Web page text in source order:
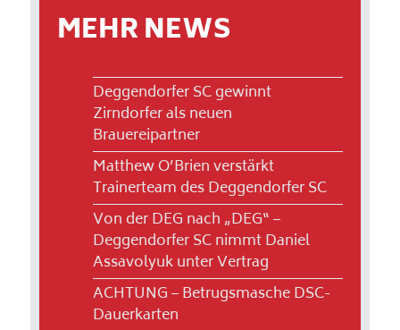
MEHR NEWS
Deggendorfer SC gewinnt
Zirndorfer als neuen
Brauereipartner
Matthew O’Brien verstärkt
Trainerteam des Deggendorfer SC
Von der DEG nach „DEG“ –
Deggendorfer SC nimmt Daniel
Assavolyuk unter Vertrag
ACHTUNG – Betrugsmasche DSC-
Dauerkarten